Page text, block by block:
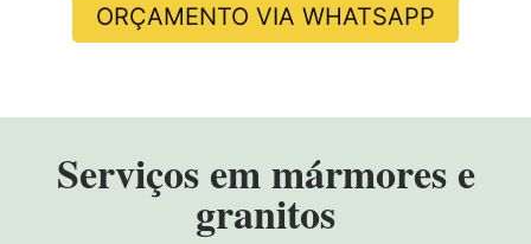
ORÇAMENTO VIA WHATSAPP
Serviços em mármores e
granitos